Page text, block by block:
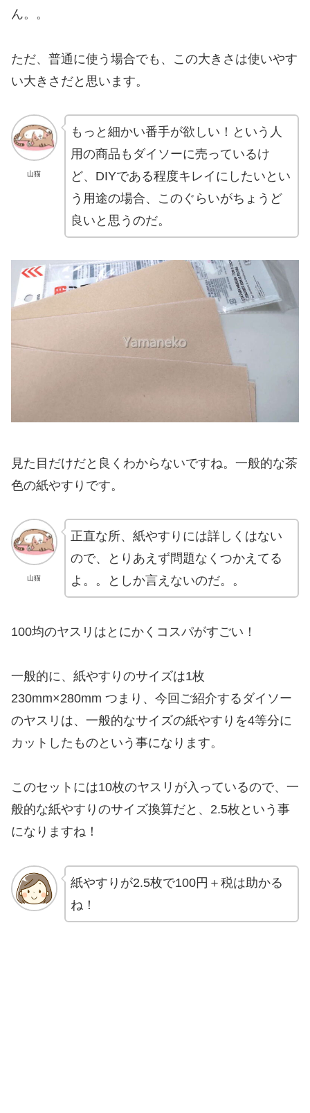
ん。。
ただ、普通に使う場合でも、この大きさは使いやす
い大きさだと思います。
山猫
もっと細かい番手が欲しい！という人
用の商品もダイソーに売っているけ
ど、DIYである程度キレイにしたいとい
う用途の場合、このぐらいがちょうど
良いと思うのだ。
見た目だけだと良くわからないですね。一般的な茶
色の紙やすりです。
山猫
正直な所、紙やすりには詳しくはない
ので、とりあえず問題なくつかえてる
よ。。としか言えないのだ。。
100均のヤスリはとにかくコスパがすごい！
一般的に、紙やすりのサイズは1枚
230mm×280mm つまり、今回ご紹介するダイソー
のヤスリは、一般的なサイズの紙やすりを4等分に
カットしたものという事になります。
このセットには10枚のヤスリが入っているので、一
般的な紙やすりのサイズ換算だと、2.5枚という事
になりますね！
紙やすりが2.5枚で100円＋税は助かる
ね！